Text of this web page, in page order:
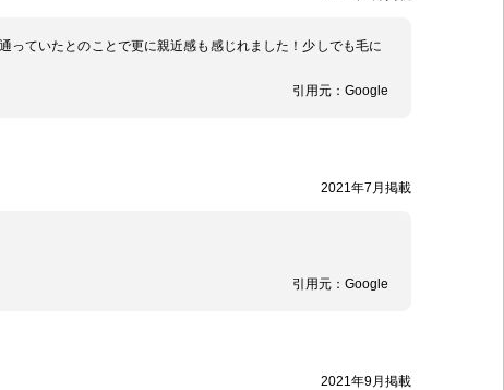
ていたとのことで更に親近感も感じれました！少しでも毛に
引用元： Google
2021年7月掲載
引用元： Google
2021年9月掲載